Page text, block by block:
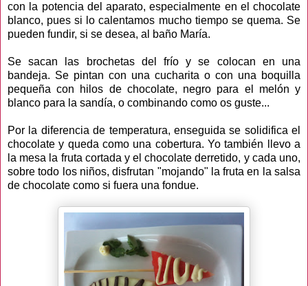
con la potencia del aparato, especialmente en el chocolate
blanco, pues si lo calentamos mucho tiempo se quema. Se
pueden fundir, si se desea, al baño María.
Se sacan las brochetas del frío y se colocan en una
bandeja. Se pintan con una cucharita o con una boquilla
pequeña con hilos de chocolate, negro para el melón y
blanco para la sandía, o combinando como os guste...
Por la diferencia de temperatura, enseguida se solidifica el
chocolate y queda como una cobertura. Yo también llevo a
la mesa la fruta cortada y el chocolate derretido, y cada uno,
sobre todo los niños, disfrutan "mojando" la fruta en la salsa
de chocolate como si fuera una fondue.